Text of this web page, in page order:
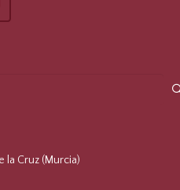
la Cruz (Murcia)